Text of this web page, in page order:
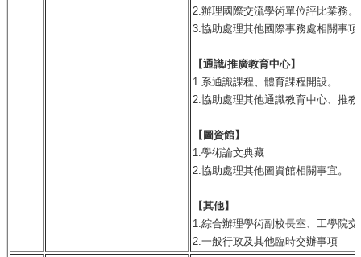
2.辦理國際交流學術單位評比業務。
3.協助處理其他國際事務處相關事項
【通識/推廣教育中心】
1.系通識課程、體育課程開設。
2.協助處理其他通識教育中心、推
【圖資館】
1.學術論文典藏
2.協助處理其他圖資館相關事宜。
【其他】
1.綜合辦理學術副校長室、工學院交
2.一般行政及其他臨時交辦事項